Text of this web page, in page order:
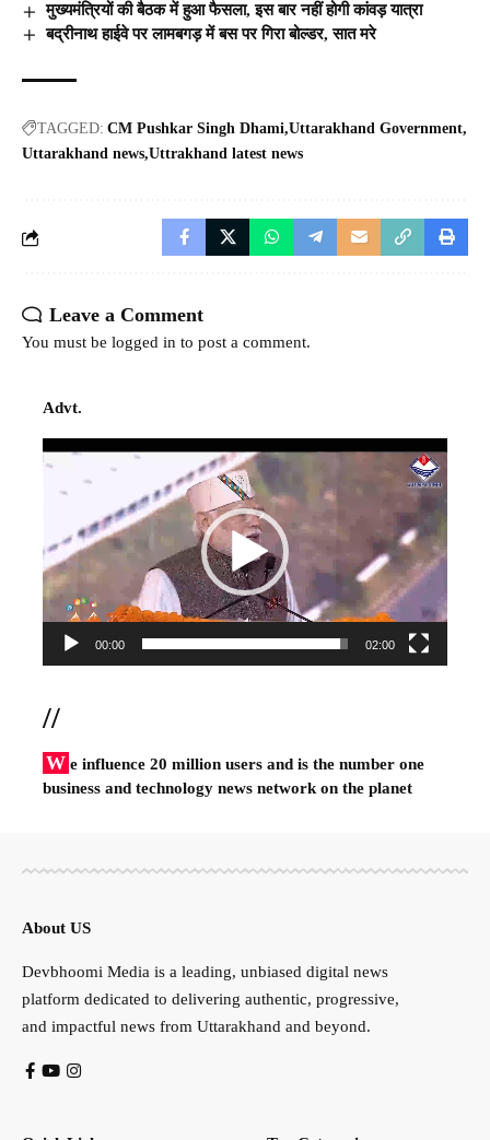
मुख्यमंत्रियों की बैठक में हुआ फैसला, इस बार नहीं होगी कांवड़ यात्रा
बद्रीनाथ हाईवे पर लामबगड़ में बस पर गिरा बोल्डर, सात मरे
TAGGED: CM Pushkar Singh Dhami Uttarakhand Government
Uttarakhand news Uttrakhand latest news
Leave a Comment
You must be logged in to post a comment.
Advt.
Video
00:00 02:00
//
W e influence 20 million users and is the number one
business and technology news network on the planet
About US
Devbhoomi Media is a leading, unbiased digital news
platform dedicated to delivering authentic, progressive,
and impactful news from Uttarakhand and beyond.